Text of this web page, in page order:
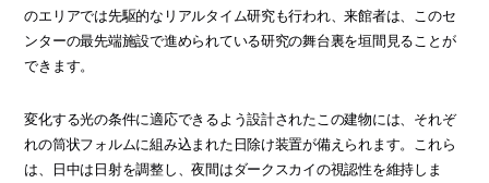
のエリアでは先駆的なリアルタイム研究も行われ、来館者は、このセ
ンターの最先端施設で進められている研究の舞台裏を垣間見ることが
できます。
変化する光の条件に適応できるよう設計されたこの建物には、それぞ
れの筒状フォルムに組み込まれた日除け装置が備えられます。これら
は、日中は日射を調整し、夜間はダークスカイの視認性を維持しま